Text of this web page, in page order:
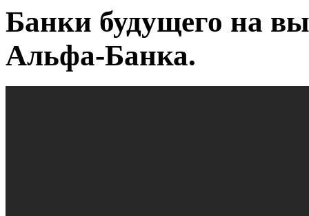
Банки будущего на
Альфа-Банка.